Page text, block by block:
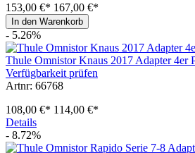
153,00 €* 167,00 €*
In den Warenkorb
- 5.26%
Thule Omnistor Knaus 2017 Adapter 4er
Verfügbarkeit prüfen
Artnr: 66768
108,00 €* 114,00 €*
Details
- 8.72%